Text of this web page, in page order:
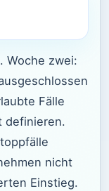
Woche zwei:
Fälle
definieren.
nicht
Einstieg.